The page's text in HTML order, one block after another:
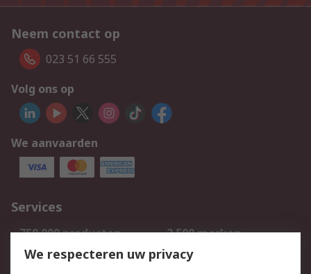
Neem contact op
023 51 66 555
Volg ons op
We aanvaarden
Services
750.000 producten
2.500 merken
Bestellen
Inkoopoplossingen
We respecteren uw privacy